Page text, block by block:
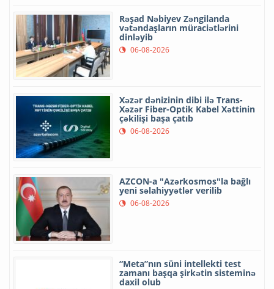
Rəşad Nəbiyev Zəngilanda
vətəndaşların müraciətlərini
dinləyib
06-08-2026
Xəzər dənizinin dibi ilə Trans-
Xəzər Fiber-Optik Kabel Xəttinin
çəkilişi başa çatıb
06-08-2026
AZCON-a "Azərkosmos"la bağlı
yeni səlahiyyətlər verilib
06-08-2026
“Meta”nın süni intellekti test
zamanı başqa şirkətin sisteminə
daxil olub